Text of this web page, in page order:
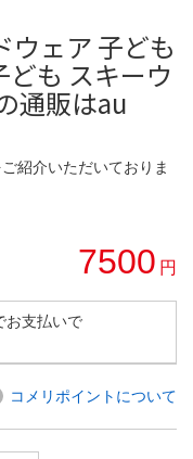
ウェア 子ども
ども スキーウ
通販はau
紹介いただいておりま
7500 円
お支払いで
コメリポイントについて